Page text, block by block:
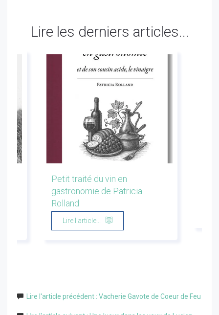
Lire les derniers articles...
Petit traité du vin en
gastronomie de Patricia
Rolland
Lire l'article...
Lire l'article précédent : Vacherie Gavote de Coeur de Feu